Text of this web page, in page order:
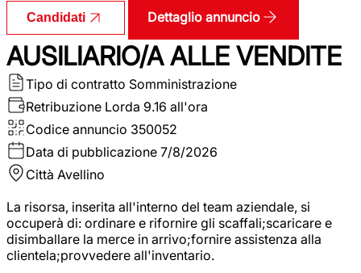
Candidati Dettaglio annuncio
AUSILIARIO/A ALLE VENDITE
Tipo di contratto Somministrazione
Retribuzione Lorda 9.16 all'ora
Codice annuncio 350052
Data di pubblicazione 7/8/2026
Città Avellino
La risorsa, inserita all'interno del team aziendale, si
occuperà di: ordinare e rifornire gli scaffali;scaricare e
disimballare la merce in arrivo;fornire assistenza alla
clientela;provvedere all'inventario.